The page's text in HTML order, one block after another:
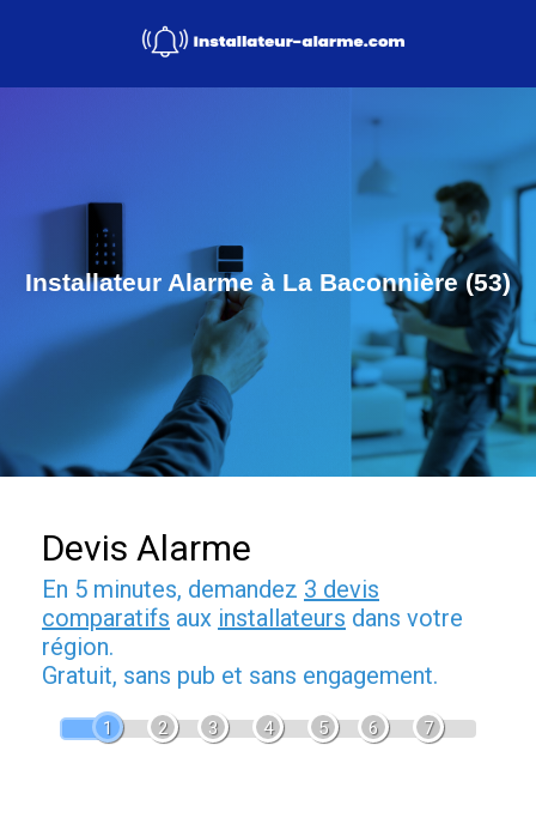
Installateur Alarme à La Baconnière (53)
Devis Alarme
En 5 minutes, demandez 3 devis
comparatifs aux installateurs dans votre
région.
Gratuit, sans pub et sans engagement.
1 2 3 4 5 6 7